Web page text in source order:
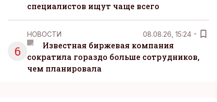
специалистов ищут чаще всего
6
НОВОСТИ 08.08.26, 15:24
Известная биржевая компания
сократила гораздо больше сотрудников,
чем планировала